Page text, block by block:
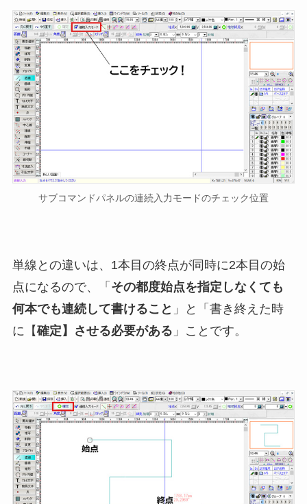
サブコマンドパネルの連続入力モードのチェック位置
単線との違いは、1本目の終点が同時に2本目の始
点になるので、「 その都度始点を指定しなくても
何本でも連続して書けること 」と「書き終えた時
に【確定】させる必要がある 」ことです。